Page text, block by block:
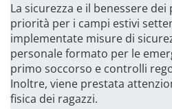
La sicurezza e il benessere
priorità per i campi estivi
implementate misure di
personale formato per le
primo soccorso e controlli
Inoltre, viene prestata
fisica dei ragazzi.